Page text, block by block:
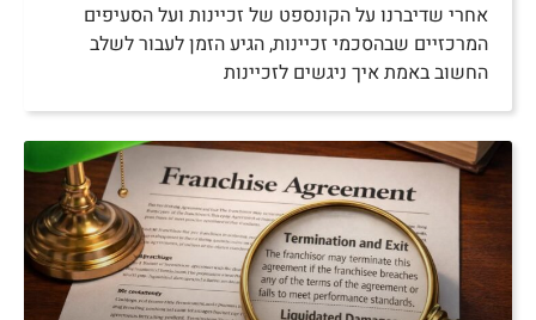
אחרי שדיברנו על הקונספט של זכיינות ועל הסעיפים
המרכזיים שבהסכמי זכיינות, הגיע הזמן לעבור לשלב
החשוב באמת איך ניגשים לזכיינות